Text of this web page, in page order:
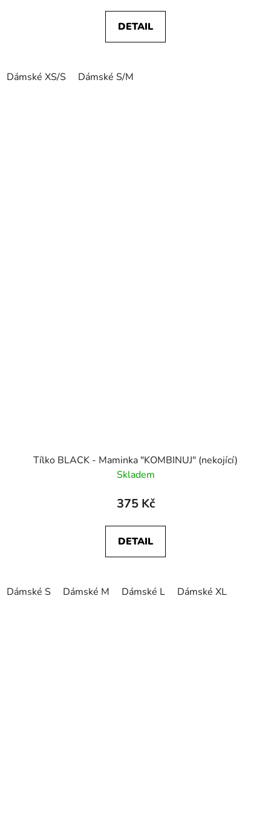
DETAIL
Dámské XS/S Dámské S/M
Tílko BLACK - Maminka "KOMBINUJ" (nekojící)
Skladem
375 Kč
DETAIL
Dámské S Dámské M Dámské L Dámské XL